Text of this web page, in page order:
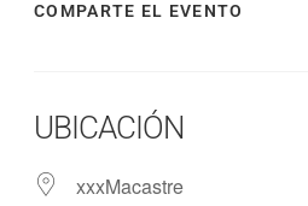
COMPARTE EL EVENTO
UBICACIÓN
xxxMacastre